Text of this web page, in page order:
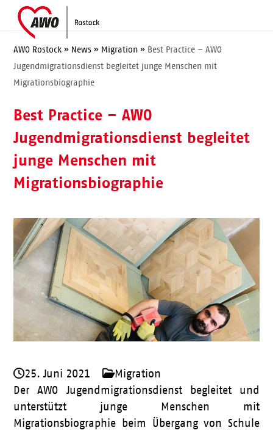
content
Open
mobile
menu
Close
mobile
menu
AWO Rostock » News » Migration » Best Practice – AWO
Jugendmigrationsdienst begleitet junge Menschen mit
Migrationsbiographie
Best Practice – AWO
Jugendmigrationsdienst begleitet
junge Menschen mit
Migrationsbiographie
25. Juni 2021
Migration
Der AWO Jugendmigrationsdienst begleitet und
unterstützt junge Menschen mit
Migrationsbiographie beim Übergang von Schule